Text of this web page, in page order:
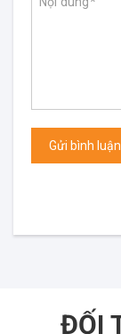
Gửi bình luận
ĐỐI